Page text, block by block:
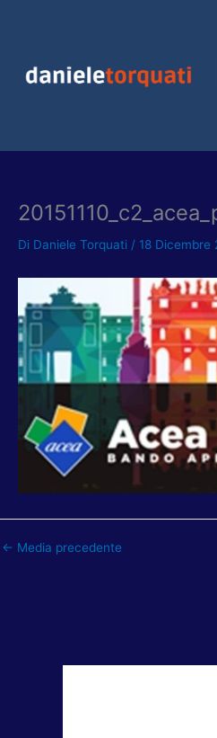
Di Daniele Torquati / 18 Dicembre
← Media precedente